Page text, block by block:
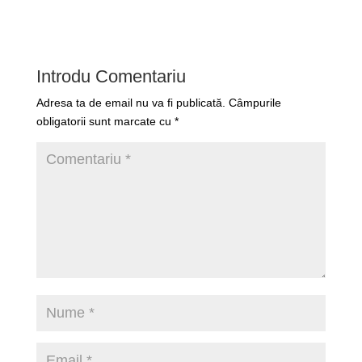
Introdu Comentariu
Adresa ta de email nu va fi publicată. Câmpurile
obligatorii sunt marcate cu *